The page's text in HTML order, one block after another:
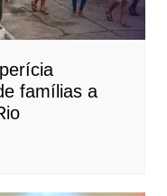
famílias a